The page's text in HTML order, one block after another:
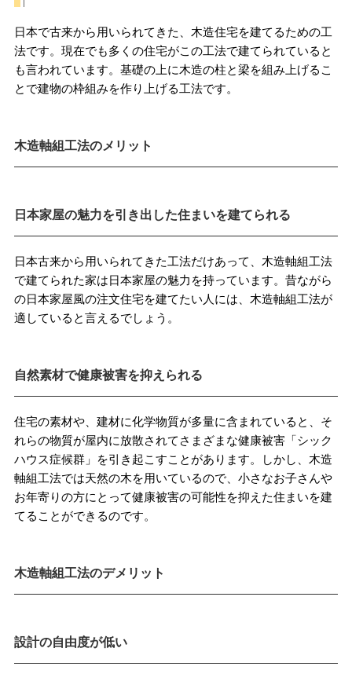
日本で古来から用いられてきた、木造住宅を建てるための工
法です。現在でも多くの住宅がこの工法で建てられていると
も言われています。基礎の上に木造の柱と梁を組み上げるこ
とで建物の枠組みを作り上げる工法です。
木造軸組工法のメリット
日本家屋の魅力を引き出した住まいを建てられる
日本古来から用いられてきた工法だけあって、木造軸組工法
で建てられた家は日本家屋の魅力を持っています。昔ながら
の日本家屋風の注文住宅を建てたい人には、木造軸組工法が
適していると言えるでしょう。
自然素材で健康被害を抑えられる
住宅の素材や、建材に化学物質が多量に含まれていると、そ
れらの物質が屋内に放散されてさまざまな健康被害「シック
ハウス症候群」を引き起こすことがあります。しかし、木造
軸組工法では天然の木を用いているので、小さなお子さんや
お年寄りの方にとって健康被害の可能性を抑えた住まいを建
てることができるのです。
木造軸組工法のデメリット
設計の自由度が低い